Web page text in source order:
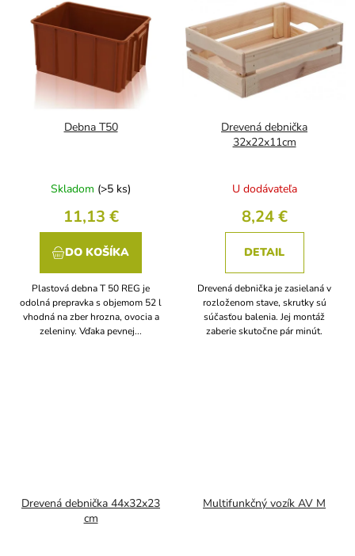
Debna T50
Skladom (>5 ks)
11,13 €
DO KOŠÍKA
Plastová debna T 50 REG je
odolná prepravka s objemom 52 l
vhodná na zber hrozna, ovocia a
zeleniny. Vďaka pevnej...
Drevená debnička
32x22x11cm
U dodávateľa
8,24 €
DETAIL
Drevená debnička je zasielaná v
rozloženom stave, skrutky sú
súčasťou balenia. Jej montáž
zaberie skutočne pár minút.
Drevená debnička 44x32x23
cm
Multifunkčný vozík AV M